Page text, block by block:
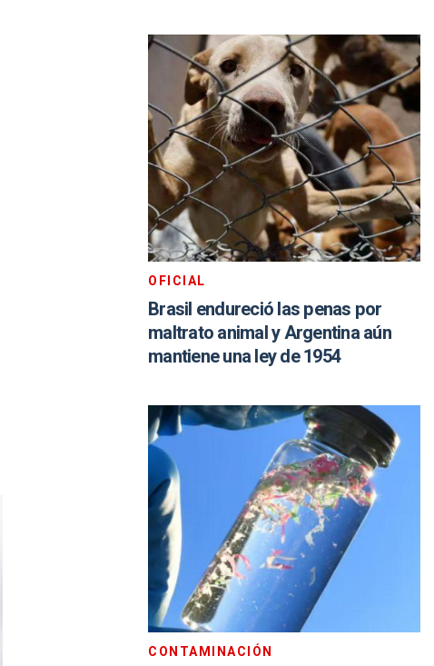
OFICIAL
Brasil endureció las penas por
maltrato animal y Argentina aún
mantiene una ley de 1954
CONTAMINACIÓN